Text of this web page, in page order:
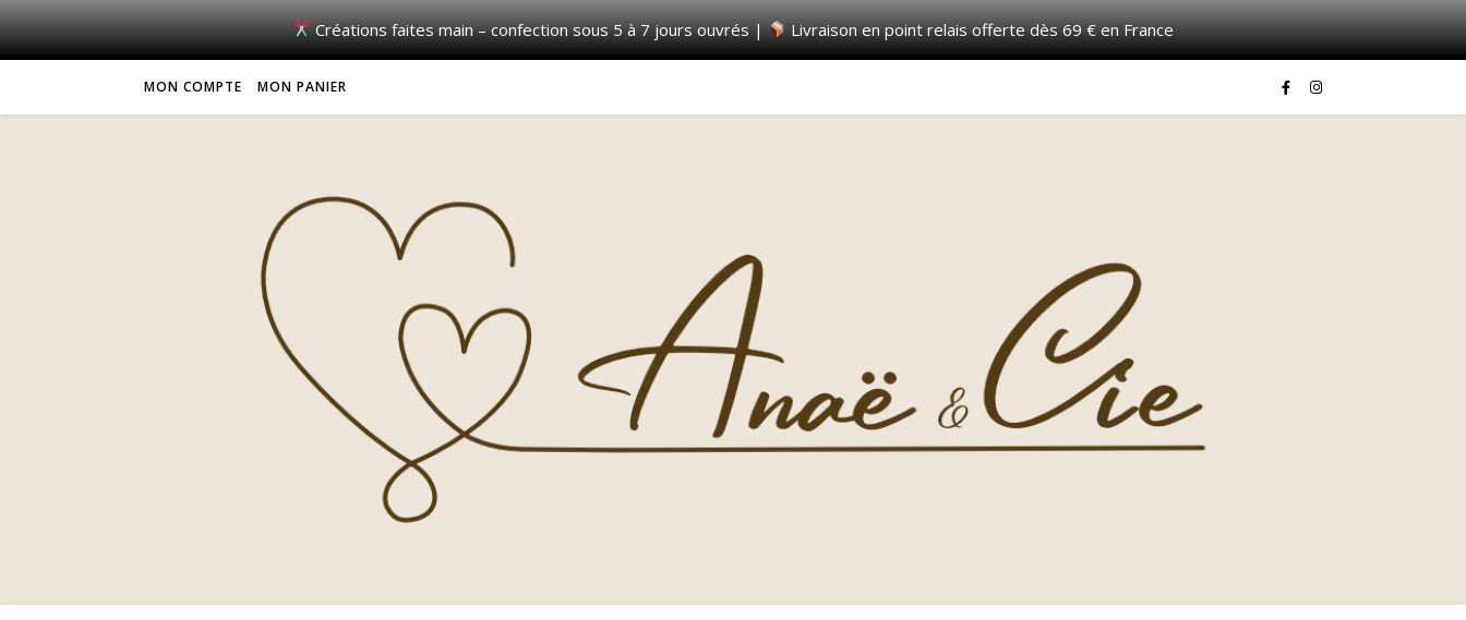
Créations faites main – confection sous 5 à 7 jours ouvrés | Livraison en point relais offerte dès 69 € en France
MON COMPTE MON PANIER